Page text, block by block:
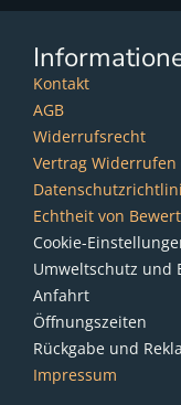
Kontakt
AGB
Widerrufsrecht
Vertrag Widerrufen
Echtheit von
Cookie-
Umweltschutz und
Anfahrt
Öffnungszeiten
Rückgabe und
Impressum